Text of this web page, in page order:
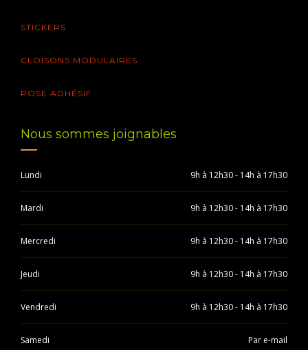
STICKERS
CLOISONS MODULAIRES
POSE ADHÉSIF
Nous sommes joignables
Lundi 9h à 12h30 - 14h à 17h30
Mardi 9h à 12h30 - 14h à 17h30
Mercredi 9h à 12h30 - 14h à 17h30
Jeudi 9h à 12h30 - 14h à 17h30
Vendredi 9h à 12h30 - 14h à 17h30
Samedi Par e-mail